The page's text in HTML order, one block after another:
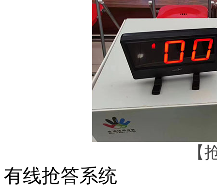
【
有线抢答系统